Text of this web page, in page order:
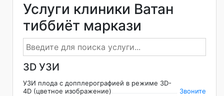
Услуги клиники Ватан
тиббиёт маркази
3D УЗИ
УЗИ плода с допплерографией в режиме 3D-
4D (цветное изображение)
Звоните